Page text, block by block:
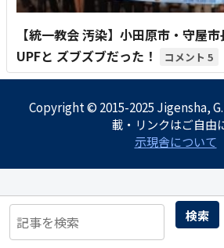
検索
【統一教会 汚染】小田原市・守屋
UPFと ズブズブだった！
5
Copyright © 2015-2025 Jigensha,
載・リンクはご自由
示現舎について